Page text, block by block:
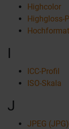
Highcolor
Highgloss-
Hochformat
I
ICC-Profil
ISO-Skala
J
JPEG (JPG)